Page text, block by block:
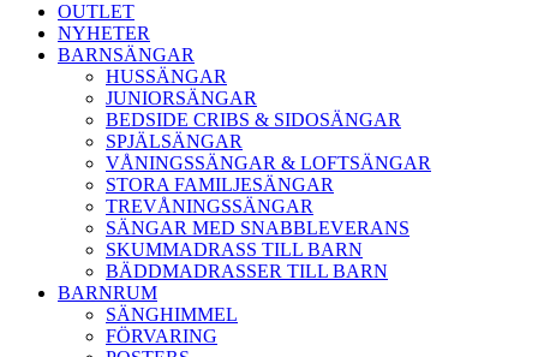
OUTLET
NYHETER
BARNSÄNGAR
HUSSÄNGAR
JUNIORSÄNGAR
BEDSIDE CRIBS & SIDOSÄNGAR
SPJÄLSÄNGAR
VÅNINGSSÄNGAR & LOFTSÄNGAR
STORA FAMILJESÄNGAR
TREVÅNINGSSÄNGAR
SÄNGAR MED SNABBLEVERANS
SKUMMADRASS TILL BARN
BÄDDMADRASSER TILL BARN
BARNRUM
SÄNGHIMMEL
FÖRVARING